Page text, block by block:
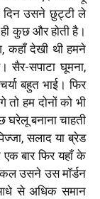
उसने छुट्टी ले
कुछ और होती है।
कहाँ देखी थी हमने
सैर-सपाटा घूमना,
बहुत भाई। फिर
हम दोनों को भी
घरेलू बनाना चाहती
सलाद या ब्रेड
बार फिर यहाँ के
उसने उस मॉर्डन
से अधिक समान